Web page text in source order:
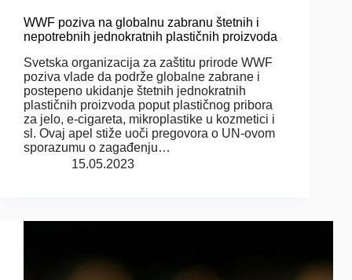
WWF poziva na globalnu zabranu štetnih i
nepotrebnih jednokratnih plastičnih proizvoda
Svetska organizacija za zaštitu prirode WWF
poziva vlade da podrže globalne zabrane i
postepeno ukidanje štetnih jednokratnih
plastičnih proizvoda poput plastičnog pribora
za jelo, e-cigareta, mikroplastike u kozmetici i
sl. Ovaj apel stiže uoči pregovora o UN-ovom
sporazumu o zagađenju…
15.05.2023